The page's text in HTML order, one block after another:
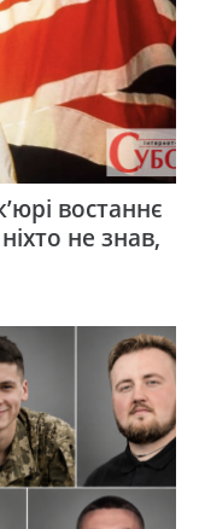
востаннє
не знав,